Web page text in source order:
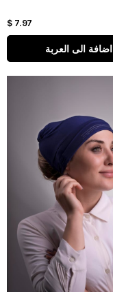
$ 7.97
اضافة الى العربة